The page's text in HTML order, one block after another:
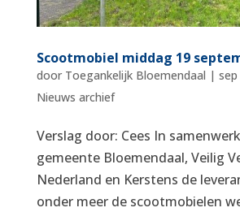
Scootmobiel middag 19
door Toegankelijk Bloemendaal |
Nieuws archief
Verslag door: Cees In
gemeente Bloemendaal, Veilig
Nederland en Kerstens de
onder meer de scootmobielen